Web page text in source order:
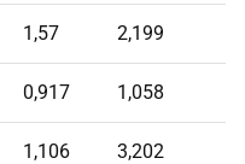
1,57 2,199
0,917 1,058
1,106 3,202